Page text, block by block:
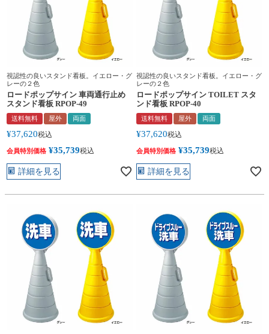
視認性の良いスタンド看板。イエロー・グ
レーの２色
ロードポップサイン 車両通行止め
スタンド看板 RPOP-49
送料無料 屋外 両面
¥37,620税込
会員特別価格 ¥35,739税込
詳細を見る
視認性の良いスタンド看板。イエロー・グ
レーの２色
ロードポップサイン TOILET スタ
ンド看板 RPOP-40
送料無料 屋外 両面
¥37,620税込
会員特別価格 ¥35,739税込
詳細を見る